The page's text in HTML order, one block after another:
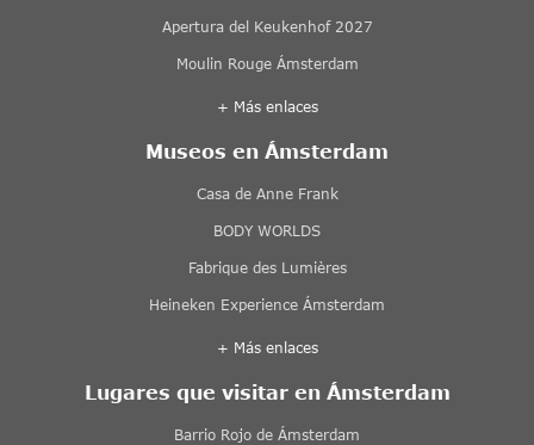
Apertura del Keukenhof 2027
Moulin Rouge Ámsterdam
+ Más enlaces
Museos en Ámsterdam
Casa de Anne Frank
BODY WORLDS
Fabrique des Lumières
Heineken Experience Ámsterdam
+ Más enlaces
Lugares que visitar en Ámsterdam
Barrio Rojo de Ámsterdam